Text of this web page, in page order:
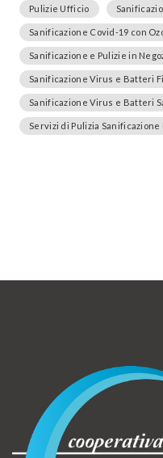
Pulizie Ufficio
Sanificazione Covid-19 con
Sanificazione e Pulizie in
Sanificazione Virus e Batteri
Sanificazione Virus e Batteri
Servizi di Pulizia Sanificazione